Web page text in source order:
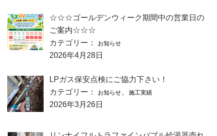
☆☆☆ゴールデンウィーク期間中の営業日の
ご案内☆☆☆
カテゴリー：
お知らせ
2026年4月28日
LPガス保安点検にご協力下さい！
カテゴリー：
お知らせ 施工実績
2026年3月26日